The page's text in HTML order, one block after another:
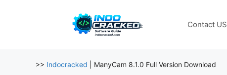
Contact US
>> Indocracked ManyCam 8.1.0 Full Version Download